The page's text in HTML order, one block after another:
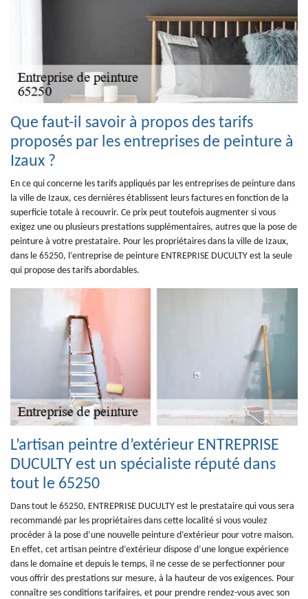
Que faut-il savoir à propos des tarifs
proposés par les entreprises de peinture à
Izaux ?
En ce qui concerne les tarifs appliqués par les entreprises de peinture dans
la ville de Izaux, ces dernières établissent leurs factures en fonction de la
superficie totale à recouvrir. Ce prix peut toutefois augmenter si vous
exigez une ou plusieurs prestations supplémentaires, autres que la pose de
peinture à votre prestataire. Pour les propriétaires dans la ville de Izaux,
dans le 65250, l’entreprise de peinture ENTREPRISE DUCULTY est la seule
qui propose des tarifs abordables.
L’artisan peintre d’extérieur ENTREPRISE
DUCULTY est un spécialiste réputé dans
tout le 65250
Dans tout le 65250, ENTREPRISE DUCULTY est le prestataire qui vous sera
recommandé par les propriétaires dans cette localité si vous voulez
procéder à la pose d’une nouvelle peinture d’extérieur pour votre maison.
En effet, cet artisan peintre d’extérieur dispose d’une longue expérience
dans le domaine et depuis le temps, il ne cesse de se perfectionner pour
vous offrir des prestations sur mesure, à la hauteur de vos exigences. Pour
connaître ses conditions tarifaires, et pour prendre rendez-vous avec son